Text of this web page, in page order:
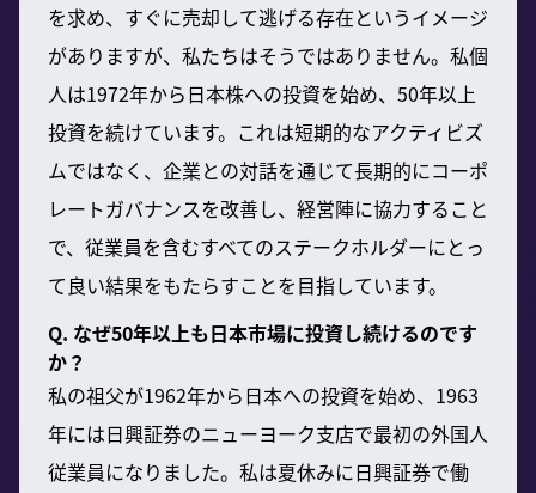
を求め、すぐに売却して逃げる存在というイメージ
がありますが、私たちはそうではありません。私個
人は1972年から日本株への投資を始め、50年以上
投資を続けています。これは短期的なアクティビズ
ムではなく、企業との対話を通じて長期的にコーポ
レートガバナンスを改善し、経営陣に協力すること
で、従業員を含むすべてのステークホルダーにとっ
て良い結果をもたらすことを目指しています。
Q. なぜ50年以上も日本市場に投資し続けるのです
か？
私の祖父が1962年から日本への投資を始め、1963
年には日興証券のニューヨーク支店で最初の外国人
従業員になりました。私は夏休みに日興証券で働